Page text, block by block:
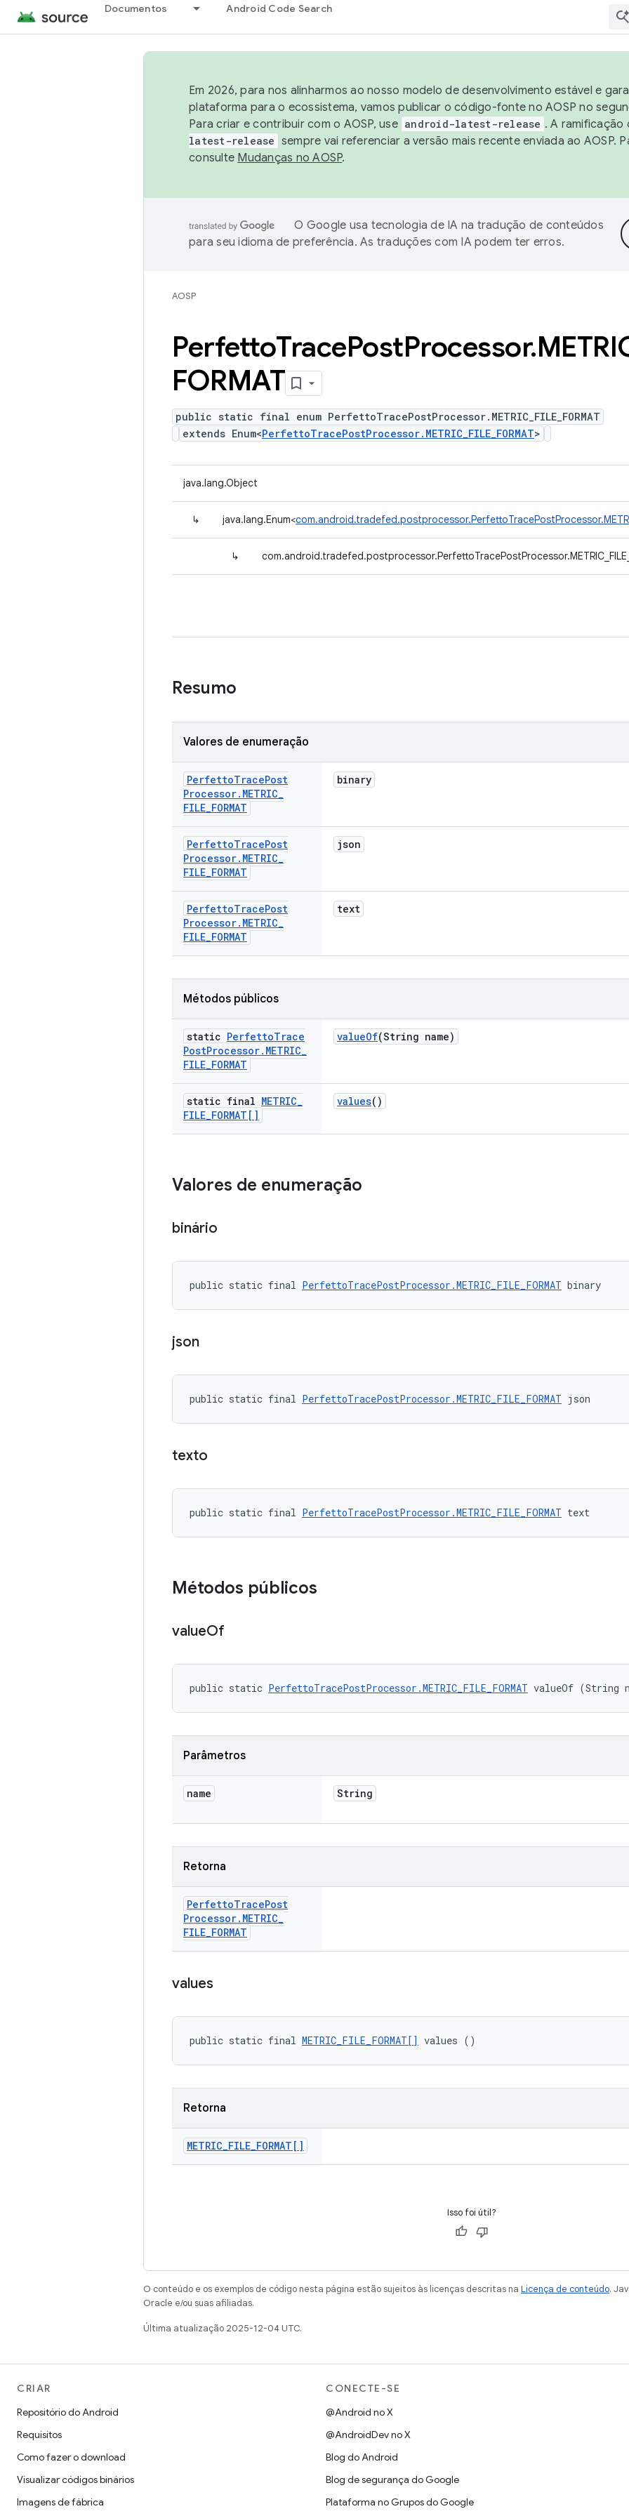
Documentos Android Code Search
Em 2026, para nos alinharmos ao nosso modelo de desenvolvimento estável e
plataforma para o ecossistema, vamos publicar o código-fonte no AOSP no
Para criar e contribuir com o AOSP, use android-latest-release . A ramificação
latest-release sempre vai referenciar a versão mais recente enviada ao AOSP.
consulte Mudanças no AOSP.
O Google usa tecnologia de IA na tradução de conteúdos
para seu idioma de preferência. As traduções com IA podem ter erros.
AOSP
PerfettoTracePostProcessor.
FORMAT
public static final enum PerfettoTracePostProcessor.METRIC_FILE_FORMAT
extends Enum<PerfettoTracePostProcessor.METRIC_FILE_FORMAT>
java.lang.Object
↳ java.lang.Enum<
↳
Resumo
Valores de enumeração
PerfettoTracePost
Processor. METRIC_
FILE_FORMAT
binary
PerfettoTracePost
Processor. METRIC_
FILE_FORMAT
json
PerfettoTracePost
Processor. METRIC_
FILE_FORMAT
text
Métodos públicos
static PerfettoTrace
PostProcessor. METRIC_
FILE_FORMAT
valueOf(String name)
static final METRIC_
FILE_FORMAT[]
values()
Valores de enumeração
binário
public static final PerfettoTracePostProcessor.METRIC_FILE_FORMAT binary
json
public static final PerfettoTracePostProcessor.METRIC_FILE_FORMAT json
texto
public static final PerfettoTracePostProcessor.METRIC_FILE_FORMAT text
Métodos públicos
valueOf
public static PerfettoTracePostProcessor.METRIC_FILE_FORMAT valueOf (String
Parâmetros
name String
Retorna
PerfettoTracePost
Processor. METRIC_
FILE_FORMAT
values
public static final METRIC_FILE_FORMAT[] values ()
Retorna
METRIC_FILE_FORMAT[]
Isso foi útil?
O conteúdo e os exemplos de código nesta página estão sujeitos às licenças descritas na Licença de conteúdo.
Oracle e/ou suas afiliadas.
Última atualização 2025-12-04 UTC.
CRIAR
Repositório do Android
Requisitos
Como fazer o download
Visualizar códigos binários
Imagens de fábrica
CONECTE-SE
@Android no X
@AndroidDev no X
Blog do Android
Blog de segurança do Google
Plataforma no Grupos do Google